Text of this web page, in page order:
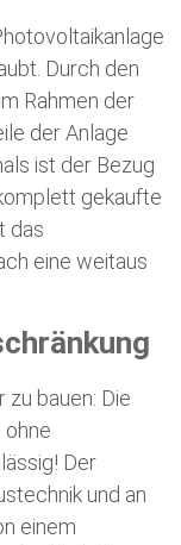
Durch den
Rahmen der
der Anlage
ist der Bezug
gekaufte
das
eine weitaus
zu bauen: Die
ohne
Der
und an
einem